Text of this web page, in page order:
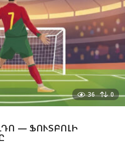
36 0
— ՖՈՒՏԲՈԼԻ